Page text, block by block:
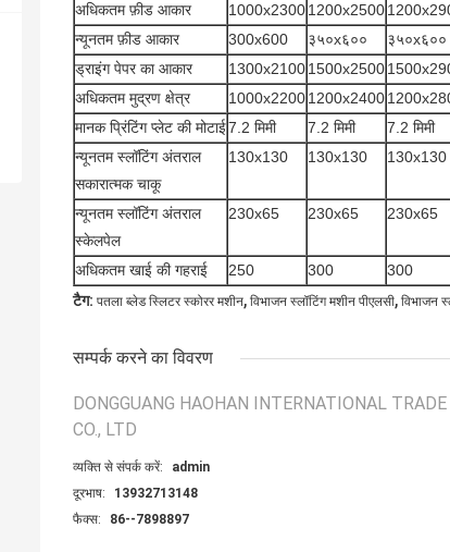
अधिकतम फ़ीड आकार
1000x23001200x2500
न्यूनतम फ़ीड आकार
300x600 ३५०x६०० ३५०x६००
ड्राइंग पेपर का आकार
1300x21001500x2500
अधिकतम मुद्रण क्षेत्र
1000x22001200x2400
मानक प्रिंटिंग प्लेट की मोटाई7.2 मिमी 7.2 मिमी 7.2 मिमी
न्यूनतम स्लॉटिंग अंतराल
सकारात्मक चाकू
130x130 130x130 130x130
न्यूनतम स्लॉटिंग अंतराल
स्केलपेल
230x65 230x65 230x65
अधिकतम खाई की गहराई 250 300 300
टैग: पतला ब्लेड स्लिटर स्कोरर मशीन, विभाजन स्लॉटिंग मशीन पीएलसी, विभाजन
सम्पर्क करने का विवरण
DONGGUANG HAOHAN INTERNATIONAL TRADE
CO., LTD
व्यक्ति से संपर्क करें:
admin
दूरभाष:
13932713148
फैक्स:
86--7898897